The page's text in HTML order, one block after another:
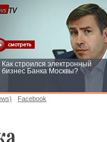
Как строился электронный
бизнес Банка Москвы?
Facebook